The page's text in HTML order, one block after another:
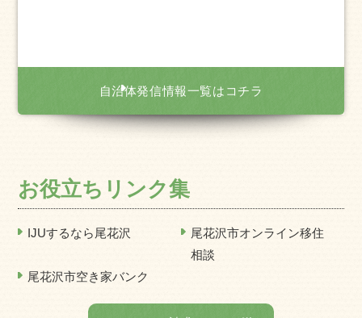
自治体発信情報一覧はコチラ
お役立ちリンク集
IJUするなら尾花沢
尾花沢市オンライン移住
相談
尾花沢市空き家バンク